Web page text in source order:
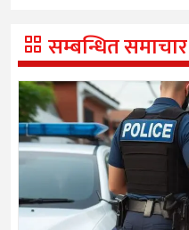
सम्बन्धित समाचार